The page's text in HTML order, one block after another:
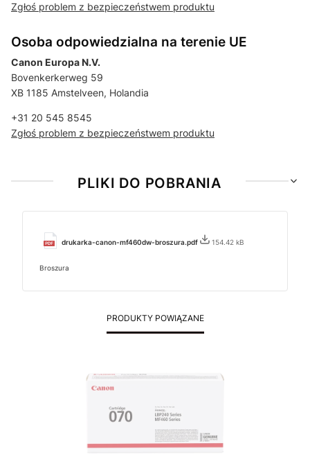
Zgłoś problem z bezpieczeństwem produktu
Osoba odpowiedzialna na terenie UE
Canon Europa N.V.
Bovenkerkerweg 59
XB 1185 Amstelveen, Holandia
+31 20 545 8545
Zgłoś problem z bezpieczeństwem produktu
PLIKI DO POBRANIA
drukarka-canon-mf460dw-broszura.pdf 154.42 kB
Broszura
PRODUKTY POWIĄZANE